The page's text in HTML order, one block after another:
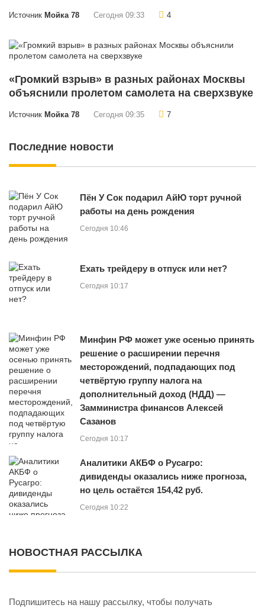
Источник Мойка 78 Сегодня 09:33 4
«Громкий взрыв» в разных районах Москвы
объяснили пролетом самолета на сверхзвуке
Источник Мойка 78 Сегодня 09:35 7
Последние новости
Пён У Сок подарил АйЮ торт ручной
работы на день рождения
Сегодня 10:46
Ехать трейдеру в отпуск или нет?
Сегодня 10:17
Минфин РФ может уже осенью принять
решение о расширении перечня
месторождений, подпадающих под
четвёртую группу налога на
дополнительный доход (НДД) —
Замминистра финансов Алексей
Сазанов
Сегодня 10:17
Аналитики АКБФ о Русагро:
дивиденды оказались ниже прогноза,
но цель остаётся 154,42 руб.
Сегодня 10:22
НОВОСТНАЯ РАССЫЛКА
Подпишитесь на нашу рассылку, чтобы получать